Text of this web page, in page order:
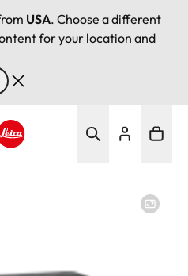
USA. Choose a different
for your location and